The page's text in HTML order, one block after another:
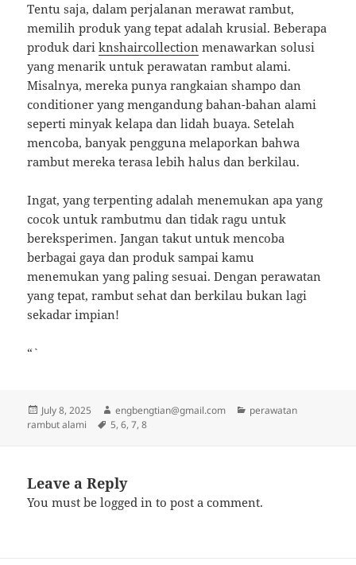
Tentu saja, dalam perjalanan merawat rambut,
memilih produk yang tepat adalah krusial. Beberapa
produk dariknshaircollection menawarkan solusi
yang menarik untuk perawatan rambut alami.
Misalnya, mereka punya rangkaian shampo dan
conditioner yang mengandung bahan-bahan alami
seperti minyak kelapa dan lidah buaya. Setelah
mencoba, banyak pengguna melaporkan bahwa
rambut mereka terasa lebih halus dan berkilau.
Ingat, yang terpenting adalah menemukan apa yang
cocok untuk rambutmu dan tidak ragu untuk
bereksperimen. Jangan takut untuk mencoba
berbagai gaya dan produk sampai kamu
menemukan yang paling sesuai. Dengan perawatan
yang tepat, rambut sehat dan berkilau bukan lagi
sekadar impian!
“`
Posted
on
July 8, 2025 Author
engbengtian@gmail.com Categories
perawatan
rambut alami
Tags
5,6,7,8
Leave a Reply
You must belogged in to post a comment.